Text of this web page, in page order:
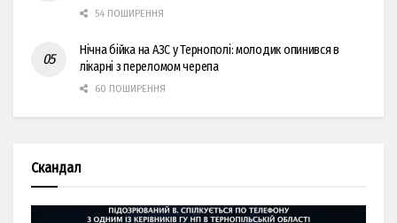
54 ПОШИРЕННЯ
Нічна бійка на АЗС у Тернополі: молодик опинився в
лікарні з переломом черепа
60 ПОШИРЕННЯ
Скандал